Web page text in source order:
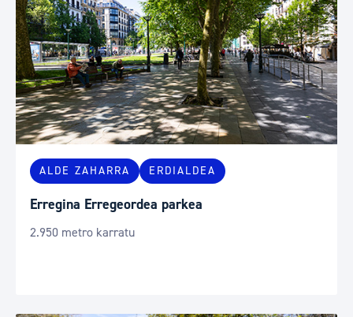
ALDE ZAHARRA ERDIALDEA
Erregina Erregeordea parkea
2.950 metro karratu